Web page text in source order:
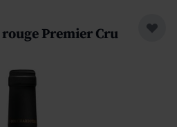
Premier Cru